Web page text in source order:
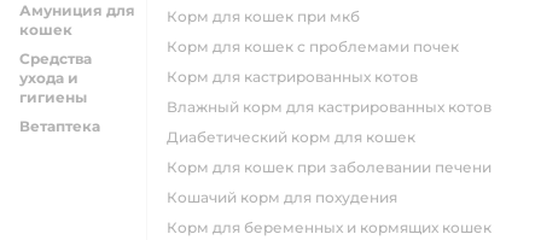
Амуниция для
кошек
Средства
ухода и
гигиены
Ветаптека
корм для кошек при мкб
корм для кошек с проблемами почек
Корм для кастрированных котов
влажный корм для кастрированных котов
диабетический корм для кошек
корм для кошек при заболевании печени
кошачий корм для похудения
корм для беременных и кормящих кошек